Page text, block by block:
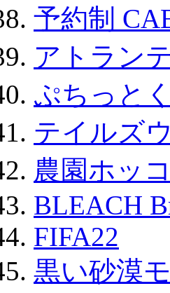
予約制
アトラン
ぷちっと
テイルズ
農園ホッ
BLEACH
FIFA22
黒い砂漠